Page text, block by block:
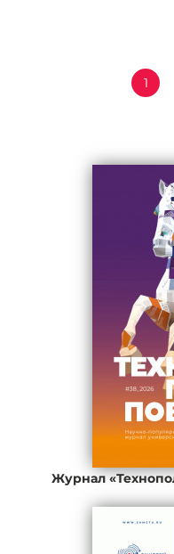
1
Журнал